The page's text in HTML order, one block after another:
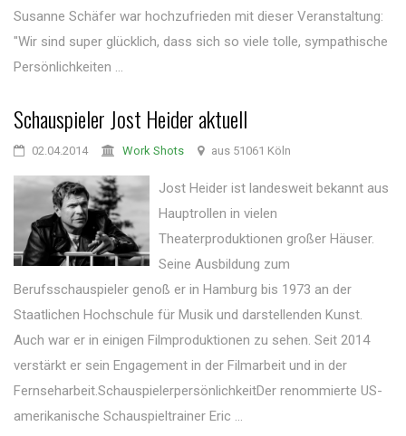
Susanne Schäfer war hochzufrieden mit dieser Veranstaltung:
"Wir sind super glücklich, dass sich so viele tolle, sympathische
Persönlichkeiten ...
Schauspieler Jost Heider aktuell
02.04.2014 Work Shots aus 51061 Köln
Jost Heider ist landesweit bekannt aus
Hauptrollen in vielen
Theaterproduktionen großer Häuser.
Seine Ausbildung zum
Berufsschauspieler genoß er in Hamburg bis 1973 an der
Staatlichen Hochschule für Musik und darstellenden Kunst.
Auch war er in einigen Filmproduktionen zu sehen. Seit 2014
verstärkt er sein Engagement in der Filmarbeit und in der
Fernseharbeit.SchauspielerpersönlichkeitDer renommierte US-
amerikanische Schauspieltrainer Eric ...